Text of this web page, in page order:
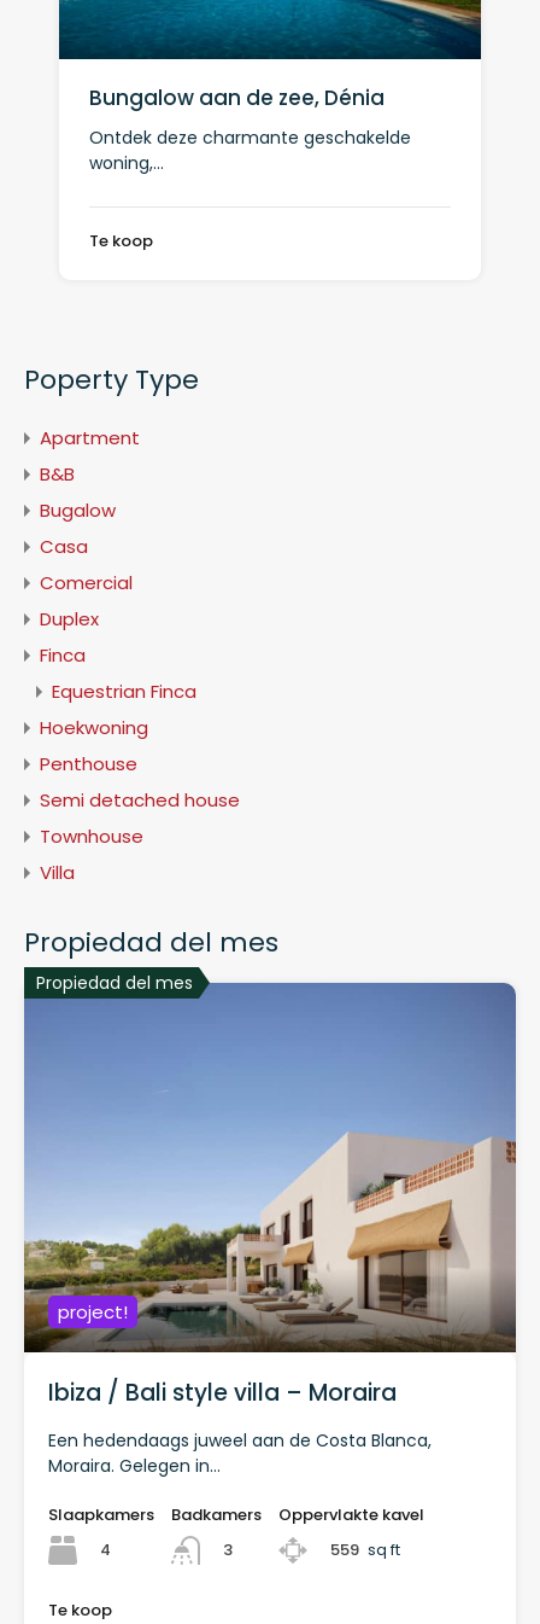
Bungalow aan de zee, Dénia
Ontdek deze charmante geschakelde
woning,…
Te koop
Poperty Type
Apartment
B&B
Bugalow
Casa
Comercial
Duplex
Finca
Equestrian Finca
Hoekwoning
Penthouse
Semi detached house
Townhouse
Villa
Propiedad del mes
Propiedad del mes
project!
Ibiza / Bali style villa – Moraira
Een hedendaags juweel aan de Costa Blanca,
Moraira. Gelegen in…
Slaapkamers
4
Badkamers
3
Oppervlakte kavel
559 sq ft
Te koop